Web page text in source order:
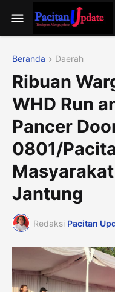
Beranda Daerah
Ribuan
WHD Run
Pancer
0801/
Jantung
Redaksi Pacitan